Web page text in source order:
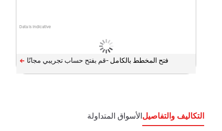
Data is indicative
فتح المخطط بالكامل -
التكاليف والتفاصيلالأسواق المتداولة